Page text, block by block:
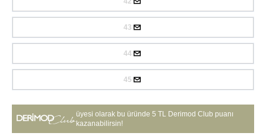
43
44
45
üyesi olarak bu üründe5 TL Derimod Club puanı
kazanabilirsin!